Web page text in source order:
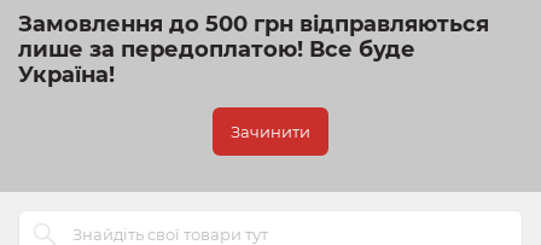
Замовлення до 500 грн відправляються
лише за передоплатою! Все буде
Україна!
Зачинити